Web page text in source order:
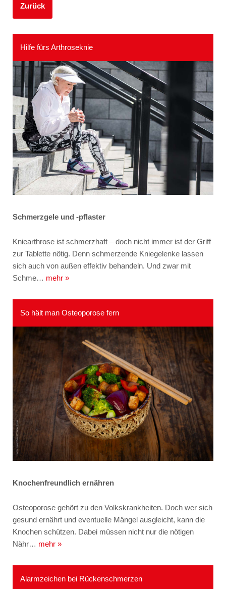
Zurück
Hilfe fürs Arthroseknie
Schmerzgele und -pflaster
Kniearthrose ist schmerzhaft – doch nicht immer ist der Griff
zur Tablette nötig. Denn schmerzende Kniegelenke lassen
sich auch von außen effektiv behandeln. Und zwar mit
Schme… mehr »
So hält man Osteoporose fern
Knochenfreundlich ernähren
Osteoporose gehört zu den Volkskrankheiten. Doch wer sich
gesund ernährt und eventuelle Mängel ausgleicht, kann die
Knochen schützen. Dabei müssen nicht nur die nötigen
Nähr… mehr »
Alarmzeichen bei Rückenschmerzen